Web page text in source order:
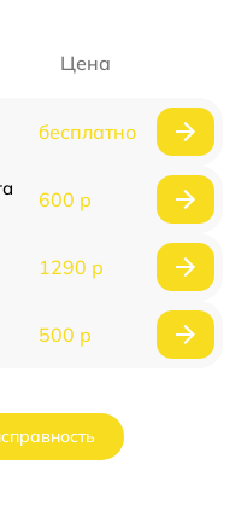
Цена
бесплатно
600 р
1290 р
500 р